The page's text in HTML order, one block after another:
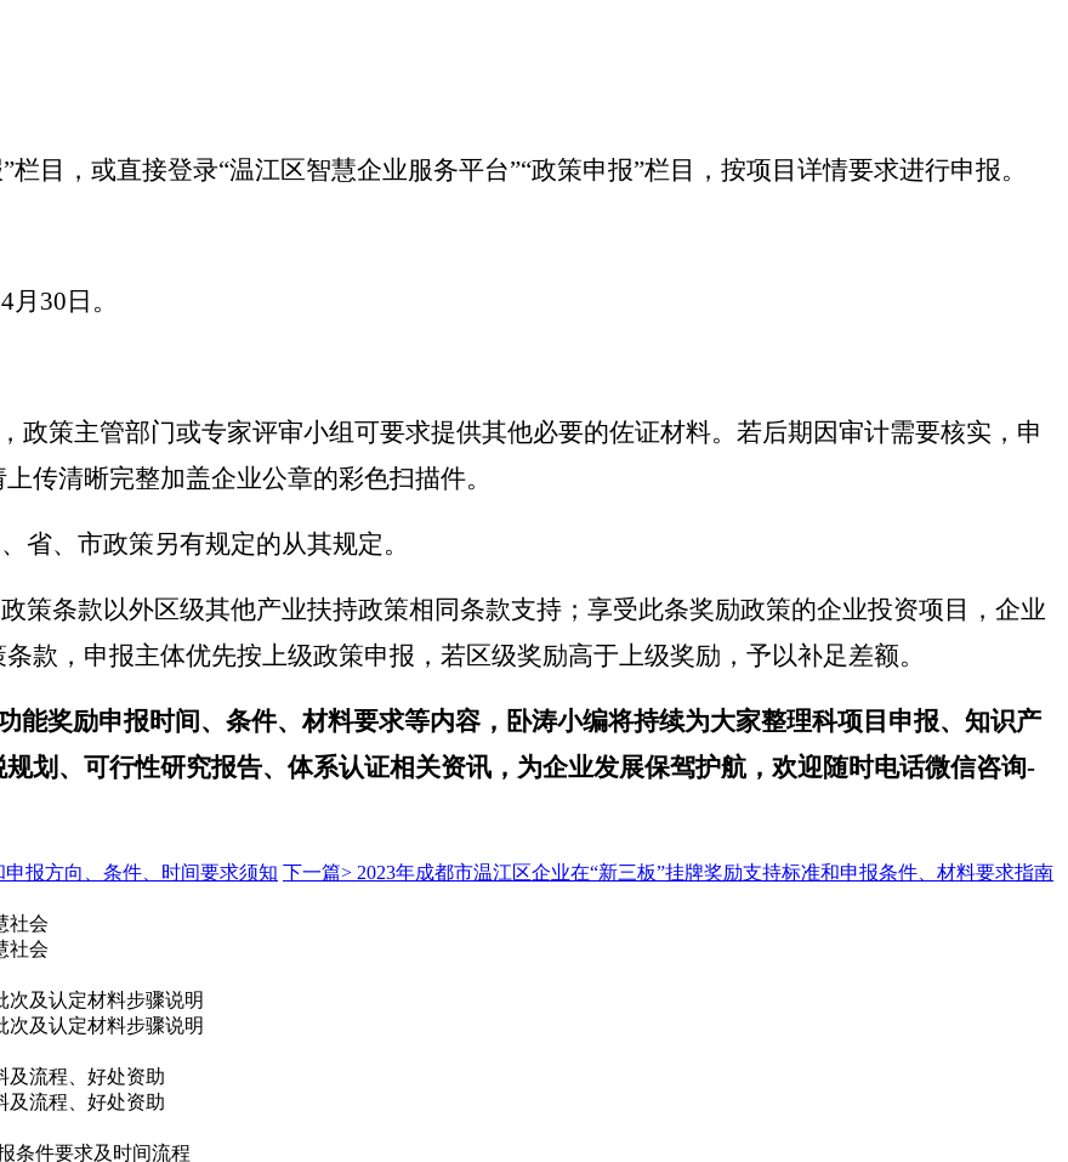
”栏目，或直接登录“温江区智慧企业服务平台”“政策申报”栏目，按项目详情要求进行申报。
30日。
政策主管部门或专家评审小组可要求提供其他必要的佐证材料。若后期因审计需要核实，申
传清晰完整加盖企业公章的彩色扫描件。
省、市政策另有规定的从其规定。
策条款以外区级其他产业扶持政策相同条款支持；享受此条奖励政策的企业投资项目，企业
款，申报主体优先按上级政策申报，若区级奖励高于上级奖励，予以补足差额。
能奖励申报时间、条件、材料要求等内容，卧涛小编将持续为大家整理科项目申报、知识产
划、可行性研究报告、体系认证相关资讯，为企业发展保驾护航， 欢迎随时电话微信咨询-
报方向、条件、时间要求须知 下一篇> 2023年成都市温江区企业在“新三板”挂牌奖励支持标准和申报条件、材料要求指南
社会
社会
次及认定材料步骤说明
次及认定材料步骤说明
及流程、好处资助
及流程、好处资助
条件要求及时间流程